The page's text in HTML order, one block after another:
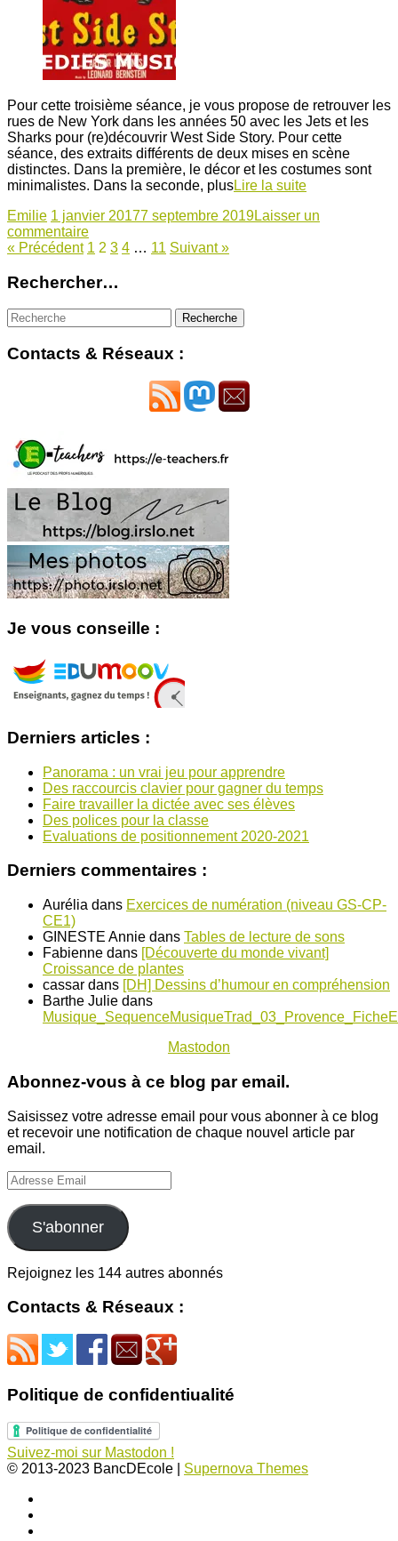
Pour cette troisième séance, je vous propose de retrouver les
rues de New York dans les années 50 avec les Jets et les
Sharks pour (re)découvrir West Side Story. Pour cette
séance, des extraits différents de deux mises en scène
distinctes. Dans la première, le décor et les costumes sont
minimalistes. Dans la seconde, plusLire la suite
Emilie 1 janvier 20177 septembre 2019Laisser un
commentaire
« Précédent 1 2 3 4 … 11 Suivant »
Rechercher…
Contacts & Réseaux :
Je vous conseille :
Derniers articles :
Panorama : un vrai jeu pour apprendre
Des raccourcis clavier pour gagner du temps
Faire travailler la dictée avec ses élèves
Des polices pour la classe
Evaluations de positionnement 2020-2021
Derniers commentaires :
Aurélia dans Exercices de numération (niveau GS-CP-
CE1)
GINESTE Annie dans Tables de lecture de sons
Fabienne dans [Découverte du monde vivant]
Croissance de plantes
cassar dans [DH] Dessins d’humour en compréhension
Barthe Julie dans
Mastodon
Abonnez-vous à ce blog par email.
Saisissez votre adresse email pour vous abonner à ce blog
et recevoir une notification de chaque nouvel article par
email.
Adresse
Email
S'abonner
Rejoignez les 144 autres abonnés
Contacts & Réseaux :
Politique de confidentiualité
Suivez-moi sur Mastodon !
© 2013-2023 BancDEcole
Supernova Themes